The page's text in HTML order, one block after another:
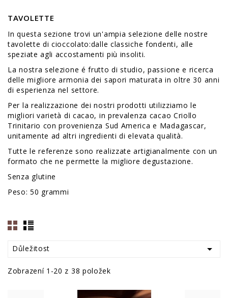
TAVOLETTE
In questa sezione trovi un'ampia selezione delle nostre
tavolette di cioccolato:dalle classiche fondenti, alle
speziate agli accostamenti più insoliti.
La nostra selezione é frutto di studio, passione e ricerca
delle migliore armonia dei sapori maturata in oltre 30 anni
di esperienza nel settore.
Per la realizzazione dei nostri prodotti utilizziamo le
migliori varietà di cacao, in prevalenza cacao Criollo
Trinitario con provenienza Sud America e Madagascar,
unitamente ad altri ingredienti di elevata qualità.
Tutte le referenze sono realizzate artigianalmente con un
formato che ne permette la migliore degustazione.
Senza glutine
Peso: 50 grammi
Důležitost 
Zobrazení 1-20 z 38 položek